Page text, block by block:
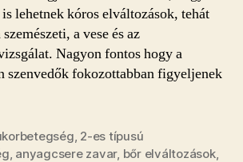
lehetnek kóros elváltozások, tehát
a vese és az
Nagyon fontos hogy a
szenvedők fokozottabban figyeljenek
, 2-es típusú
, anyagcsere zavar, bőr elváltozások,